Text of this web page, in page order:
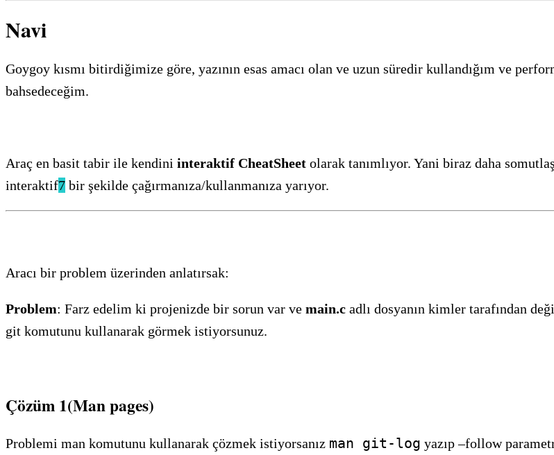
Navi
Goygoy kısmı bitirdiğimize göre, yazının esas amacı olan ve uzun süredir kullandığım ve
bahsedeceğim.
Araç en basit tabir ile kendini interaktif CheatSheet olarak tanımlıyor. Yani biraz daha
interaktif7 bir şekilde çağırmanıza/kullanmanıza yarıyor.
Aracı bir problem üzerinden anlatırsak:
Problem: Farz edelim ki projenizde bir sorun var ve main.c adlı dosyanın kimler tarafından
git komutunu kullanarak görmek istiyorsunuz.
Çözüm 1(Man pages)
Problemi man komutunu kullanarak çözmek istiyorsanız man git-log yazıp –follow